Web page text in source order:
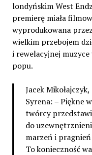
londyńskim West
premierę miała
wyprodukowana
wielkim przebojem
i rewelacyjnej
popu.
Jacek
Syrena: – Piękne
twórcy
do
marzeń i
To konieczność